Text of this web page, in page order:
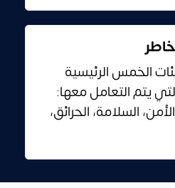
الخمس الرئيسية
يتم التعامل معها:
السلامة، الحرائق،